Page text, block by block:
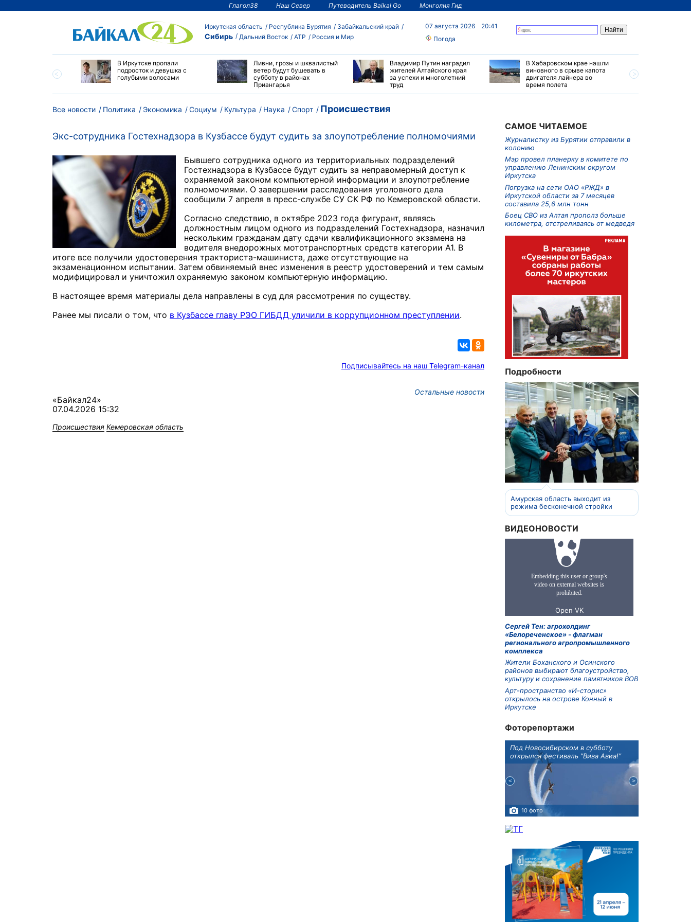
Глагол38 Наш Север Путеводитель Baikal Go Монголия Гид
Иркутская область Республика Бурятия Забайкальский край
Сибирь Дальний Восток АТР Россия и Мир
07 августа 2026
20:41
Погода
в Приангарье
В Иркутске пропали
подросток и девушка с
голубыми волосами
Ливни, грозы и шквалистый
ветер будут бушевать в
субботу в районах
Приангарья
Владимир Путин наградил
жителей Алтайского края
за успехи и многолетний
труд
В Хабаровском крае нашли
виновного в срыве капота
двигателя лайнера во
время полета
Все новости Политика Экономика Социум Культура Наука Спорт Происшествия
Экс-сотрудника Гостехнадзора в Кузбассе будут судить за злоупотребление полномочиями
Бывшего сотрудника одного из территориальных подразделений
Гостехнадзора в Кузбассе будут судить за неправомерный доступ к
охраняемой законом компьютерной информации и злоупотребление
полномочиями. О завершении расследования уголовного дела
сообщили 7 апреля в пресс-службе СУ СК РФ по Кемеровской области.
Согласно следствию, в октябре 2023 года фигурант, являясь
должностным лицом одного из подразделений Гостехнадзора, назначил
нескольким гражданам дату сдачи квалификационного экзамена на
водителя внедорожных мототранспортных средств категории А1. В
итоге все получили удостоверения тракториста-машиниста, даже отсутствующие на
экзаменационном испытании. Затем обвиняемый внес изменения в реестр удостоверений и тем самым
модифицировал и уничтожил охраняемую законом компьютерную информацию.
В настоящее время материалы дела направлены в суд для рассмотрения по существу.
Ранее мы писали о том, что в Кузбассе главу РЭО ГИБДД уличили в коррупционном преступлении.
Подписывайтесь на наш Telegram-канал
Остальные новости
«Байкал24»
07.04.2026 15:32
Происшествия Кемеровская область
САМОЕ ЧИТАЕМОЕ
Журналистку из Бурятии отправили в
колонию
Мэр провел планерку в комитете по
управлению Ленинским округом
Иркутска
Погрузка на сети ОАО «РЖД» в
Иркутской области за 7 месяцев
составила 25,6 млн тонн
Боец СВО из Алтая прополз больше
километра, отстреливаясь от медведя
Подробности
Амурская область выходит из
режима бесконечной стройки
ВИДЕОНОВОСТИ
Сергей Тен: агрохолдинг
«Белореченское» - флагман
регионального агропромышленного
комплекса
Жители Боханского и Осинского
районов выбирают благоустройство,
культуру и сохранение памятников ВОВ
Арт-пространство «И-сторис»
открылось на острове Конный в
Иркутске
Фоторепортажи
Под Новосибирском в субботу
открылся фестиваль "Вива Авиа!"
10 фото